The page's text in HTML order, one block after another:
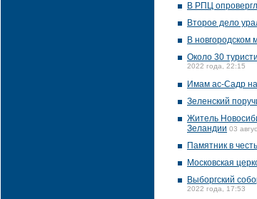
В РПЦ
Второе дело
В
Около 30
2022 года, 22:15
Имам ас-Садр
Зеленский
Житель
Зеландии 03
Памятник в
Московская
Выборгский
2022 года, 17:53